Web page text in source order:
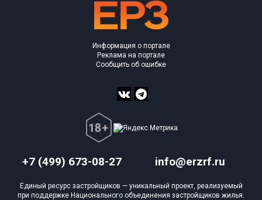
+7 (499) 673-08-27 info@erzrf.ru
Информация о портале
Реклама на портале
Сообщить об ошибке
Единый ресурс застройщиков — уникальный проект, реализуемый
при поддержке Национального объединения застройщиков жилья.